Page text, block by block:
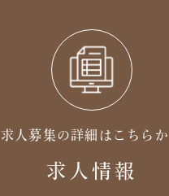
求人募集の詳細はこちらか
求人情報